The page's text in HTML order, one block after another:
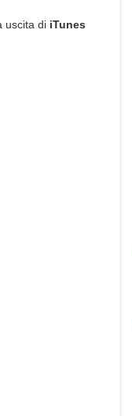
uscita di iTunes